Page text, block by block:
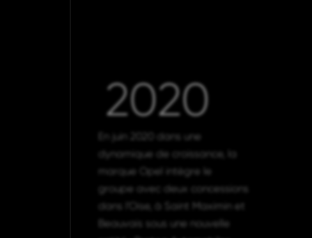
2020
En juin 2020 dans une
dynamique de croissance, la
marque Opel intègre le
groupe avec deux concessions
dans l’Oise, à Saint Maximin et
Beauvais sous une nouvelle